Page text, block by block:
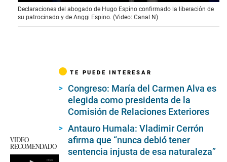
0
s
e
c
s
,
Declaraciones del abogado de Hugo Espino confirmado la liberación de
su patrocinado y de Anggi Espino. (Video: Canal N)
VIDEO
RECOMENDADO
TE PUEDE INTERESAR
Congreso: María del Carmen Alva es
elegida como presidenta de la
Comisión de Relaciones Exteriores
Antauro Humala: Vladimir Cerrón
afirma que “nunca debió tener
sentencia injusta de esa naturaleza”